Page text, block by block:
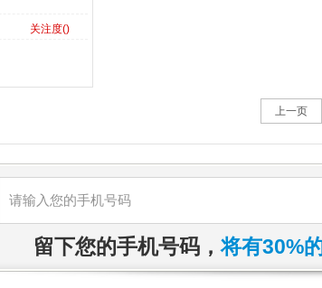
关注度()
上一页
留下您的手机号码，将有30%